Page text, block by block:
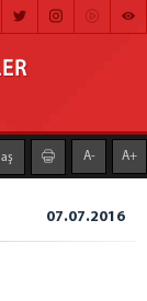
A- A+
07.07.2016